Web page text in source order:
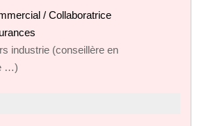
/ Collaboratrice
industrie (conseillère en
…)